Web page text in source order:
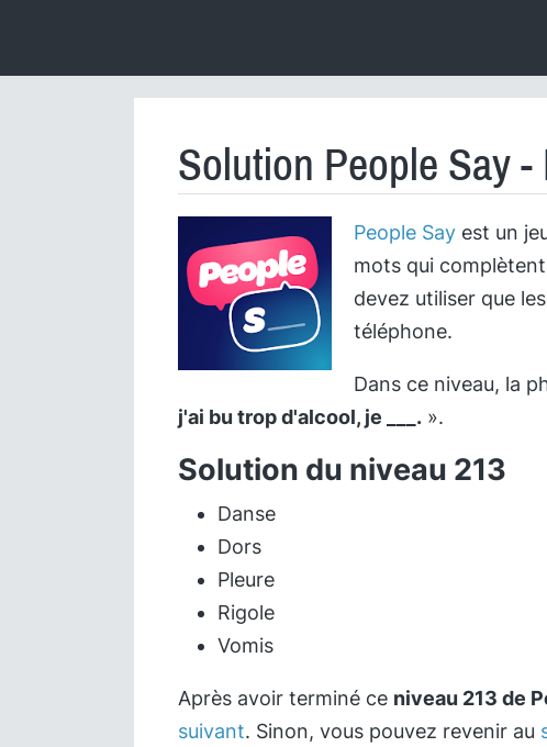
Solution People Say -
People Say est un
mots qui
devez utiliser que
téléphone.
Dans ce niveau, la
j'ai bu trop d'alcool, je ___. ».
Solution du niveau 213
Danse
Dors
Pleure
Rigole
Vomis
Après avoir terminé ce niveau 213 de
suivant. Sinon, vous pouvez revenir au